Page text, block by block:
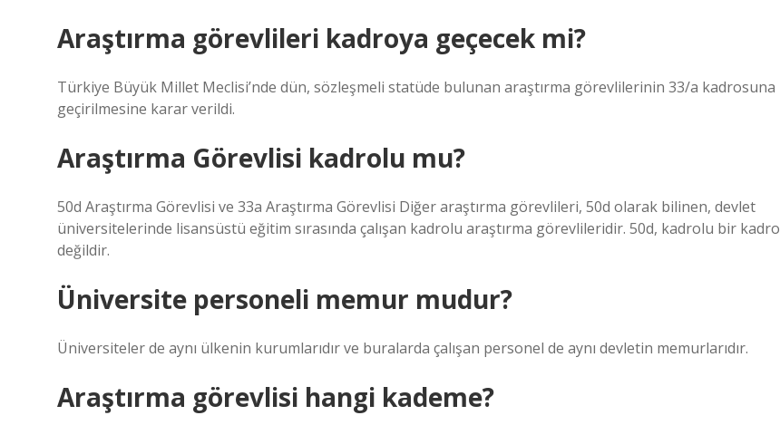
Araştırma görevlileri kadroya geçecek mi?
Türkiye Büyük Millet Meclisi’nde dün, sözleşmeli statüde bulunan araştırma görevlilerinin 33/a kadrosuna
geçirilmesine karar verildi.
Araştırma Görevlisi kadrolu mu?
50d Araştırma Görevlisi ve 33a Araştırma Görevlisi Diğer araştırma görevlileri, 50d olarak bilinen, devlet
üniversitelerinde lisansüstü eğitim sırasında çalışan kadrolu araştırma görevlileridir. 50d, kadrolu bir kadro
değildir.
Üniversite personeli memur mudur?
Üniversiteler de aynı ülkenin kurumlarıdır ve buralarda çalışan personel de aynı devletin memurlarıdır.
Araştırma görevlisi hangi kademe?